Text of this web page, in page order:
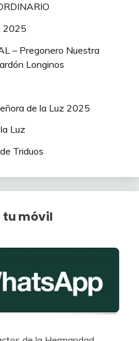
2025
– Pregonero Nuestra
Longinos
de la Luz 2025
Luz
Triduos
tu móvil